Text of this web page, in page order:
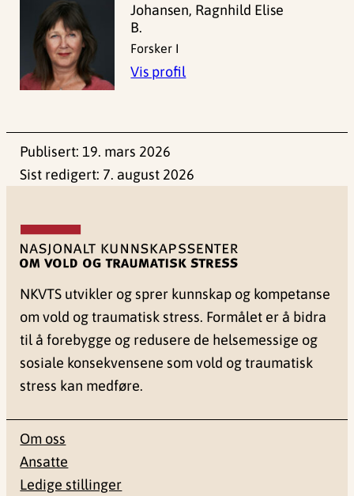
Johansen, Ragnhild Elise
B.
Forsker I
Vis profil
Publisert: 19. mars 2026
Sist redigert: 7. august 2026
NKVTS utvikler og sprer kunnskap og kompetanse
om vold og traumatisk stress. Formålet er å bidra
til å forebygge og redusere de helsemessige og
sosiale konsekvensene som vold og traumatisk
stress kan medføre.
Om oss
Ansatte
Ledige stillinger